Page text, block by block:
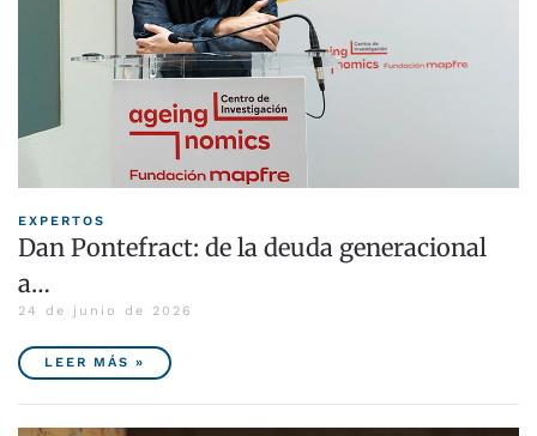
EXPERTOS
Dan Pontefract: de la deuda generacional
a…
24 de junio de 2026
LEER MÁS »